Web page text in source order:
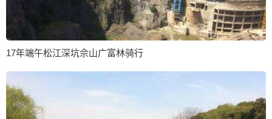
17年端午松江深坑佘山广富林骑行